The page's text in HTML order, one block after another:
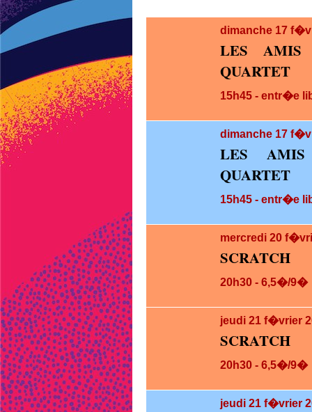
dimanche 17
LES AMIS
QUARTET
15h45 - entr�e
dimanche 17
LES
QUARTET
15h45 - entr�e
mercredi 20
SCRATCH
20h30 - 6,5�/9�
jeudi 21 f�vrier
SCRATCH
20h30 - 6,5�/9�
jeudi 21 f�vrier